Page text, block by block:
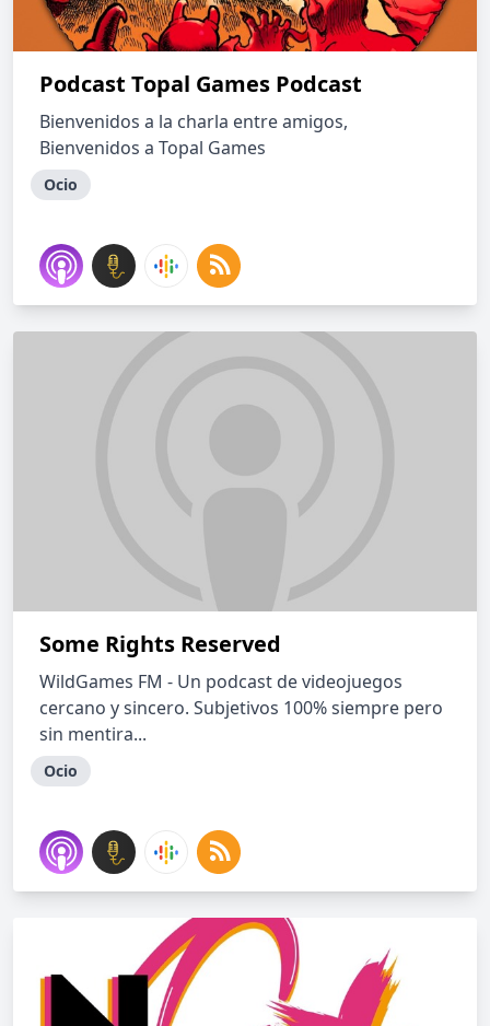
Podcast Topal Games Podcast
Bienvenidos a la charla entre amigos,
Bienvenidos a Topal Games
Ocio
Some Rights Reserved
WildGames FM - Un podcast de videojuegos
cercano y sincero. Subjetivos 100% siempre pero
sin mentira...
Ocio